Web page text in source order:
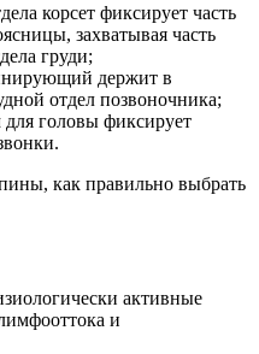
корсет фиксирует часть
захватывая часть
груди;
держит в
отдел позвоночника;
для головы фиксирует
как правильно выбрать
активные
и